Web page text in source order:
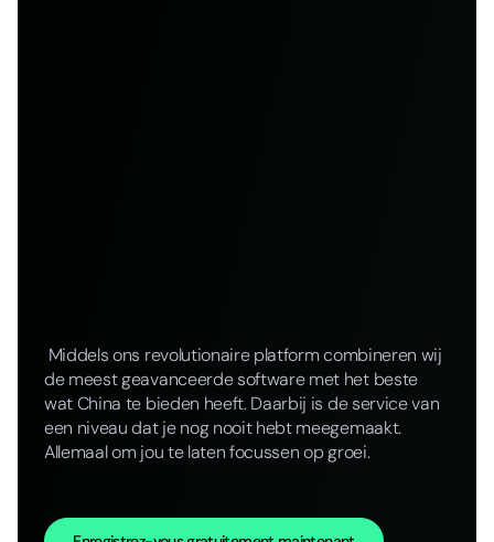
Middels ons revolutionaire platform combineren wij
de meest geavanceerde software met het beste
wat China te bieden heeft. Daarbij is de service van
een niveau dat je nog nooit hebt meegemaakt.
Allemaal om jou te laten focussen op groei.